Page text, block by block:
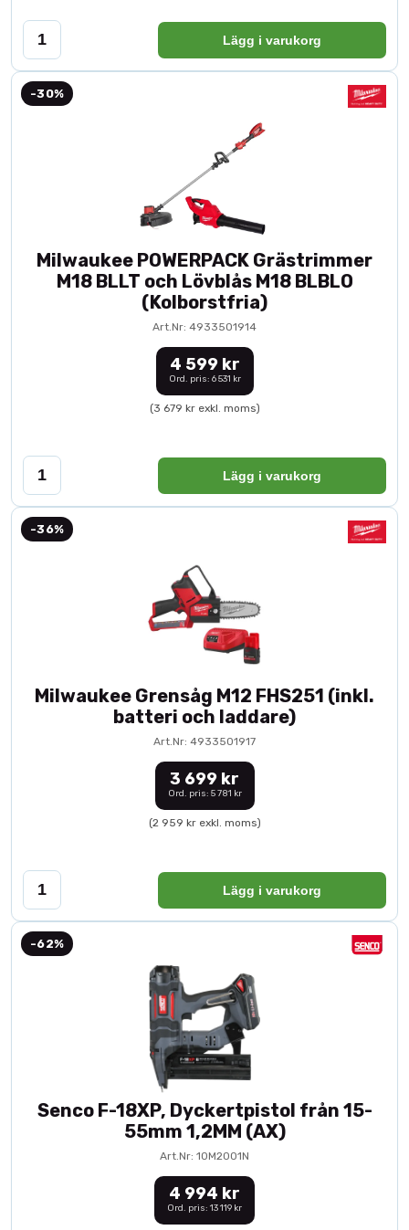
Lägg i varukorg
-30%
Milwaukee POWERPACK Grästrimmer
M18 BLLT och Lövblås M18 BLBLO
(Kolborstfria)
Art.Nr: 4933501914
4 599 kr
Ord. pris: 6 531 kr
(3 679 kr exkl. moms)
Lägg i varukorg
-36%
Milwaukee Grensåg M12 FHS251 (inkl.
batteri och laddare)
Art.Nr: 4933501917
3 699 kr
Ord. pris: 5 781 kr
(2 959 kr exkl. moms)
Lägg i varukorg
-62%
Senco F-18XP, Dyckertpistol från 15-
55mm 1,2MM (AX)
Art.Nr: 10M2001N
4 994 kr
Ord. pris: 13 119 kr